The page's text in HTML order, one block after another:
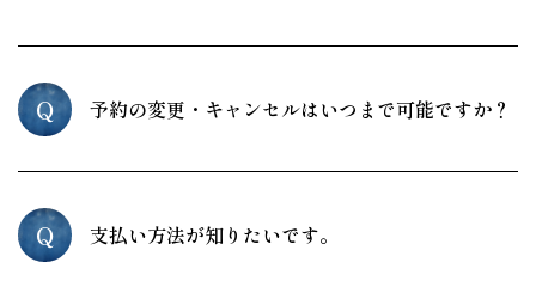
Q 予約の変更・キャンセルはいつまで可能ですか？
Q 支払い方法が知りたいです。